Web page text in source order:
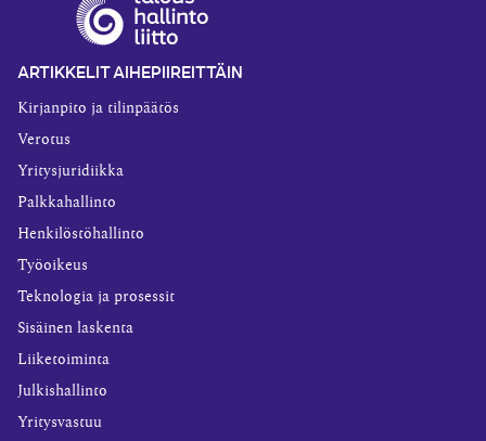
ARTIKKELIT AIHEPIIREITTÄIN
Kirjanpito ja tilinpäätös
Verotus
Yritysjuridiikka
Palkkahallinto
Henkilöstöhallinto
Työoikeus
Teknologia ja prosessit
Sisäinen laskenta
Liiketoiminta
Julkishallinto
Yritysvastuu